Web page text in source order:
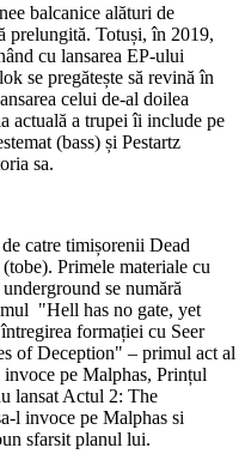
balcanice alături de
prelungită. Totuși, în 2019,
cu lansarea EP-ului
se pregătește să revină în
celui de-al doilea
actuală a trupei îi include pe
(bass) și Pestartz
sa.
catre timișorenii Dead
Primele materiale cu
se numără
"Hell has no gate, yet
formației cu Seer
of Deception" – primul act al
pe Malphas, Prințul
lansat Actul 2: The
l invoce pe Malphas si
sfarsit planul lui.